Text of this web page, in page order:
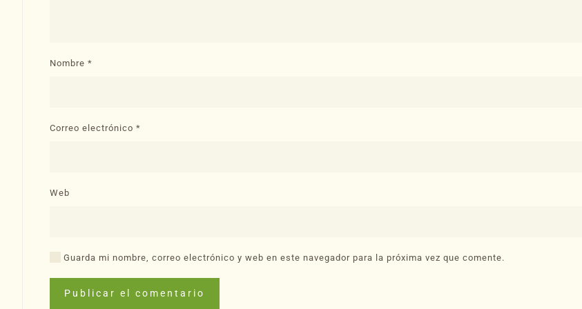
Nombre *
Correo electrónico *
Web
Guarda mi nombre, correo electrónico y web en este navegador para la próxima vez que comente.
Publicar el comentario